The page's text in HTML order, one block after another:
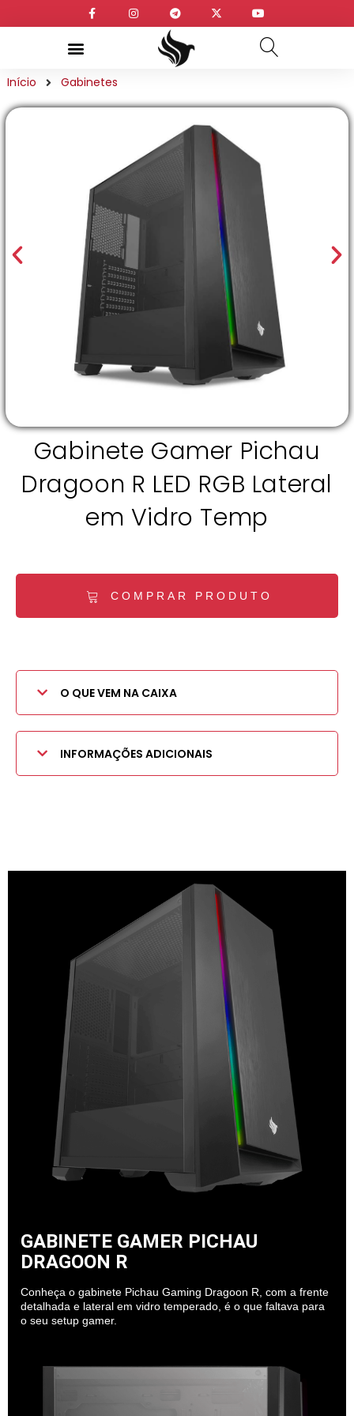
Início Gabinetes
Gabinete Gamer Pichau
Dragoon R LED RGB Lateral
em Vidro Temp
COMPRAR PRODUTO
O QUE VEM NA CAIXA
INFORMAÇÕES ADICIONAIS
GABINETE GAMER PICHAU
DRAGOON R
Conheça o gabinete Pichau Gaming Dragoon R, com a frente
detalhada e lateral em vidro temperado, é o que faltava para
o seu setup gamer.